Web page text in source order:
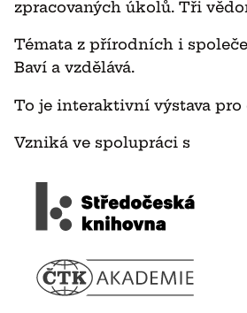
zpracovaných úkolů. Tři
Témata z přírodních i
Baví a vzdělává.
To je interaktivní výstava pro
Vzniká ve spolupráci s